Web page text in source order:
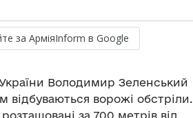
за АрміяInform в Google
Володимир Зеленський
відбуваються ворожі обстріли.
за 700 метрів від